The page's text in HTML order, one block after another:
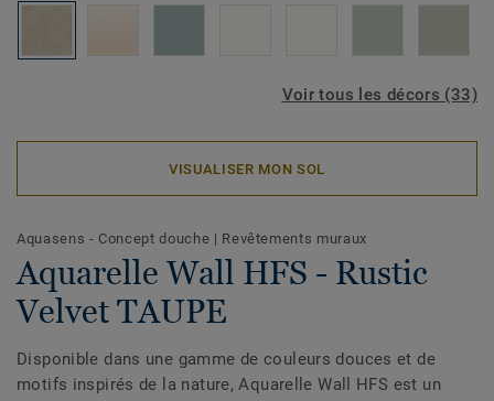
Voir tous les décors (33)
VISUALISER MON SOL
Aquasens - Concept douche | Revêtements muraux
Aquarelle Wall HFS - Rustic
Velvet TAUPE
Disponible dans une gamme de couleurs douces et de
motifs inspirés de la nature, Aquarelle Wall HFS est un